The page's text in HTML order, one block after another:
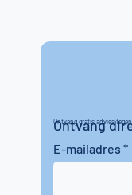
Ontvang gratis advies
Ontvang
E-mailadres